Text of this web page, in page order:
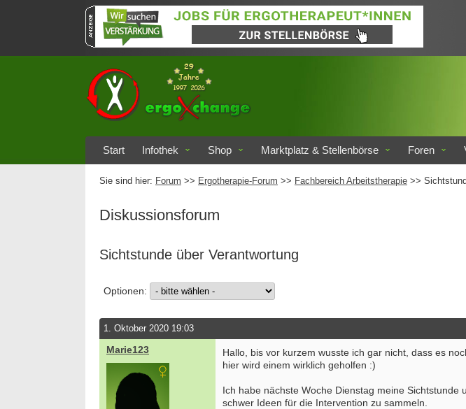
Start Infothek Shop Marktplatz & Stellenbörse Foren
Sie sind hier: Forum >> Ergotherapie-Forum >> Fachbereich Arbeitstherapie >>
Diskussionsforum
Sichtstunde über Verantwortung
Optionen:
1. Oktober 2020 19:03
Marie123
Hallo, bis vor kurzem wusste ich gar nicht, dass es
hier wird einem wirklich geholfen :)
Ich habe nächste Woche Dienstag meine Sichtstunde
schwer Ideen für die Intervention zu sammeln.